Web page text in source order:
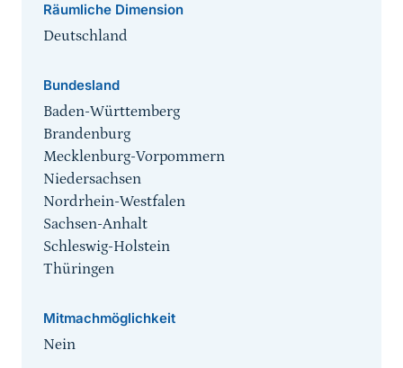
Räumliche Dimension
Deutschland
Bundesland
Baden-Württemberg
Brandenburg
Mecklenburg-Vorpommern
Niedersachsen
Nordrhein-Westfalen
Sachsen-Anhalt
Schleswig-Holstein
Thüringen
Mitmachmöglichkeit
Nein